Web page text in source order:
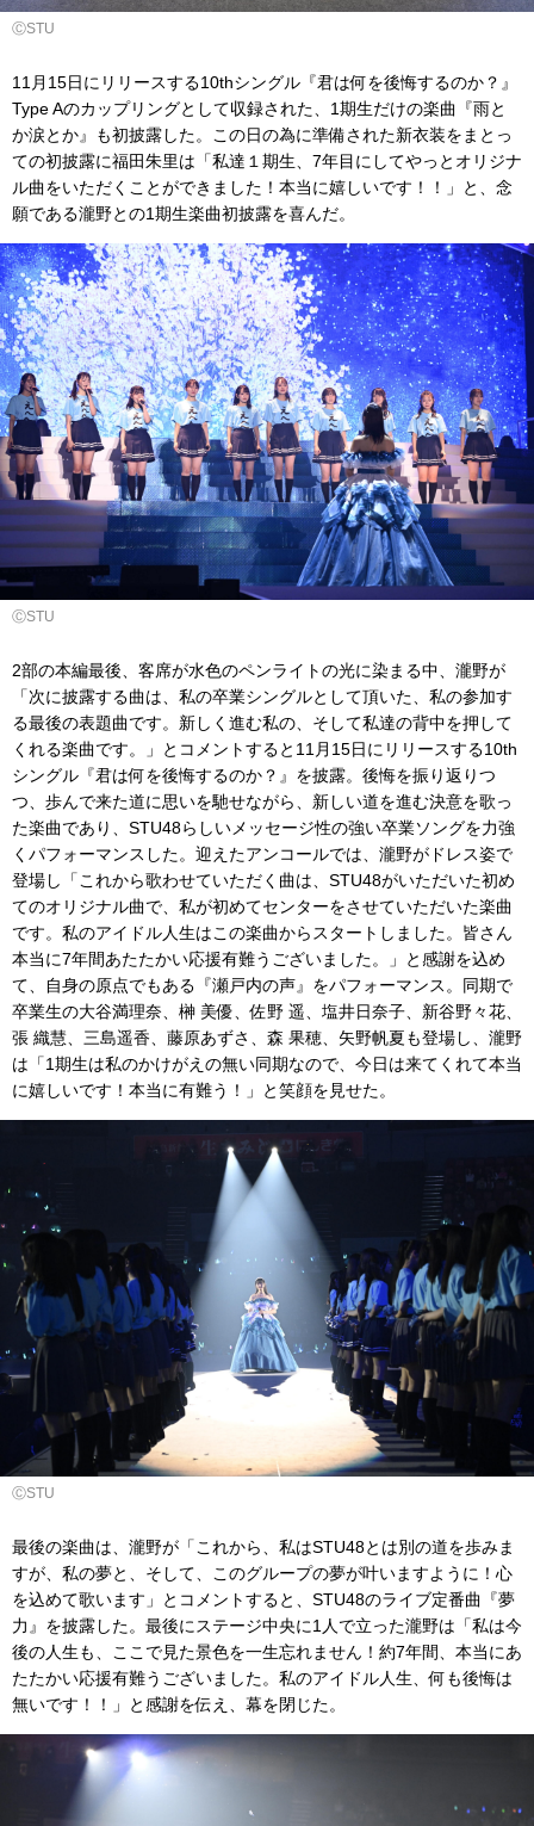
ⒸSTU
11月15日にリリースする10thシングル『君は何を後悔するのか？』
Type Aのカップリングとして収録された、1期生だけの楽曲『雨と
か涙とか』も初披露した。この日の為に準備された新衣装をまとっ
ての初披露に福田朱里は「私達１期生、7年目にしてやっとオリジナ
ル曲をいただくことができました！本当に嬉しいです！！」と、念
願である瀧野との1期生楽曲初披露を喜んだ。
ⒸSTU
2部の本編最後、客席が水色のペンライトの光に染まる中、瀧野が
「次に披露する曲は、私の卒業シングルとして頂いた、私の参加す
る最後の表題曲です。新しく進む私の、そして私達の背中を押して
くれる楽曲です。」とコメントすると11月15日にリリースする10th
シングル『君は何を後悔するのか？』を披露。後悔を振り返りつ
つ、歩んで来た道に思いを馳せながら、新しい道を進む決意を歌っ
た楽曲であり、STU48らしいメッセージ性の強い卒業ソングを力強
くパフォーマンスした。迎えたアンコールでは、瀧野がドレス姿で
登場し「これから歌わせていただく曲は、STU48がいただいた初め
てのオリジナル曲で、私が初めてセンターをさせていただいた楽曲
です。私のアイドル人生はこの楽曲からスタートしました。皆さん
本当に7年間あたたかい応援有難うございました。」と感謝を込め
て、自身の原点でもある『瀬戸内の声』をパフォーマンス。同期で
卒業生の大谷満理奈、榊 美優、佐野 遥、塩井日奈子、新谷野々花、
張 織慧、三島遥香、藤原あずさ、森 果穂、矢野帆夏も登場し、瀧野
は「1期生は私のかけがえの無い同期なので、今日は来てくれて本当
に嬉しいです！本当に有難う！」と笑顔を見せた。
ⒸSTU
最後の楽曲は、瀧野が「これから、私はSTU48とは別の道を歩みま
すが、私の夢と、そして、このグループの夢が叶いますように！心
を込めて歌います」とコメントすると、STU48のライブ定番曲『夢
力』を披露した。最後にステージ中央に1人で立った瀧野は「私は今
後の人生も、ここで見た景色を一生忘れません！約7年間、本当にあ
たたかい応援有難うございました。私のアイドル人生、何も後悔は
無いです！！」と感謝を伝え、幕を閉じた。